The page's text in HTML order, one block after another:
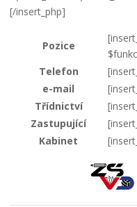
[/insert_php]
Pozice
Telefon
e-mail
Třídnictví
Zastupující
Kabinet